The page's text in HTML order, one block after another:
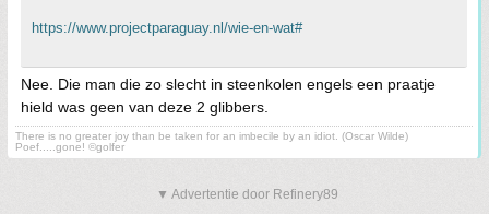
https://www.projectparaguay.nl/wie-en-wat#
Nee. Die man die zo slecht in steenkolen engels een praatje
hield was geen van deze 2 glibbers.
There is no greater joy than be taken for an imbecile by an idiot. (Oscar Wilde)
Poef.....gone! ©golfer
▼ Advertentie door Refinery89